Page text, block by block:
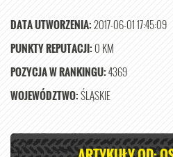
DATA UTWORZENIA:2017-06-01 17:45:09
PUNKTY REPUTACJI:0 KM
POZYCJA W RANKINGU:4369
WOJEWÓDZTWO:ŚLĄSKIE